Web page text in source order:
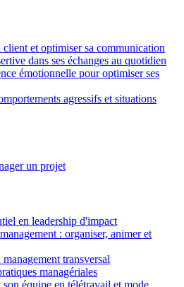
et optimiser sa communication
dans ses échanges au quotidien
émotionnelle pour optimiser ses
agressifs et situations
un projet
en leadership d'impact
: organiser, animer et
transversal
managériales
équipe en télétravail et mode